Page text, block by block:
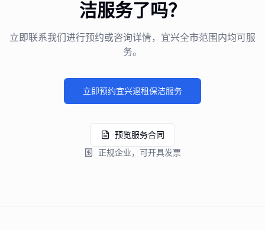
洁服务了吗？
立即联系我们进行预约或咨询详情，宜兴全市范围内均可服
务。
立即预约宜兴退租保洁服务
预览服务合同
正规企业，可开具发票